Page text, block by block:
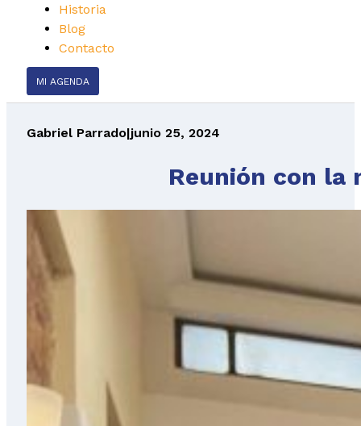
Historia
Blog
Contacto
MI AGENDA
Gabriel Parrado|junio 25, 2024
Reunión con la